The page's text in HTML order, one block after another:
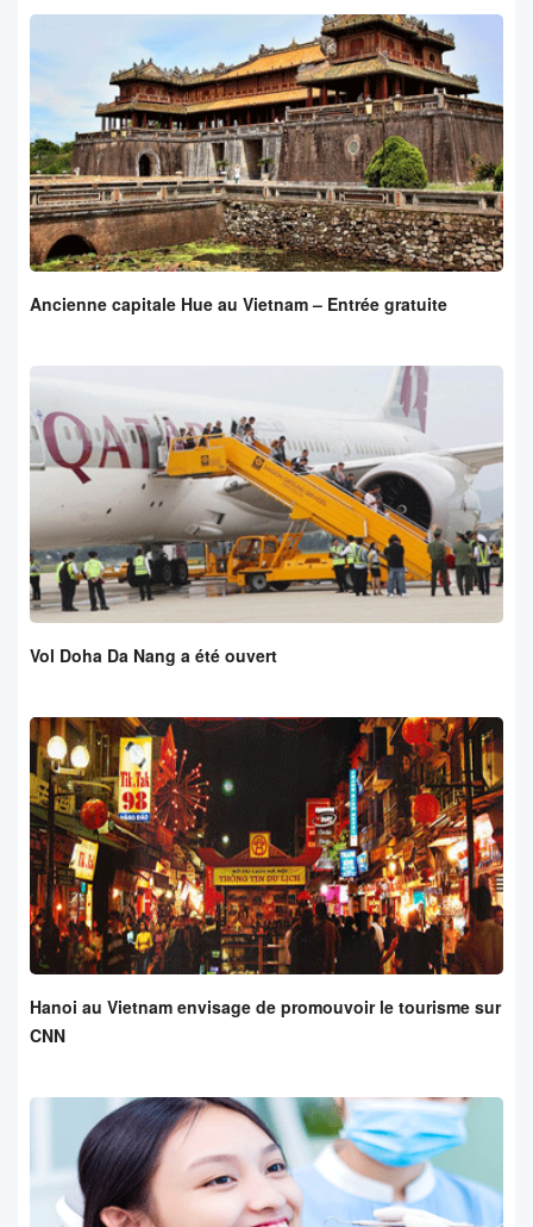
Ancienne capitale Hue au Vietnam – Entrée gratuite
Vol Doha Da Nang a été ouvert
Hanoi au Vietnam envisage de promouvoir le tourisme sur
CNN